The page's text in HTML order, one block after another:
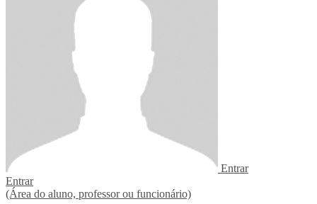
Entrar
Entrar
(Área do aluno, professor ou funcionário)